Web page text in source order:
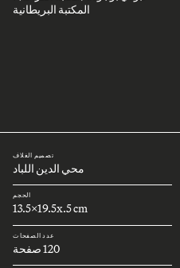
المكتبة البريطانية
تصميم الغلاف
محي الدين اللباد
الحجم
13.5x19.5x.5 cm
عدد الصفحات
120 صفحة